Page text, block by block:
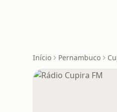
Início Pernambuco